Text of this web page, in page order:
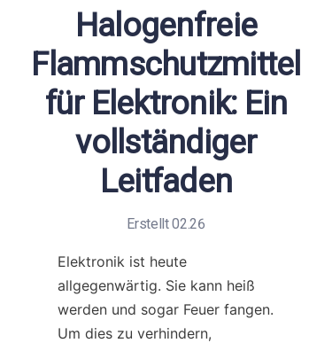
Halogenfreie
Flammschutzmittel
für Elektronik: Ein
vollständiger
Leitfaden
Erstellt 02.26
Elektronik ist heute
allgegenwärtig. Sie kann heiß
werden und sogar Feuer fangen.
Um dies zu verhindern,